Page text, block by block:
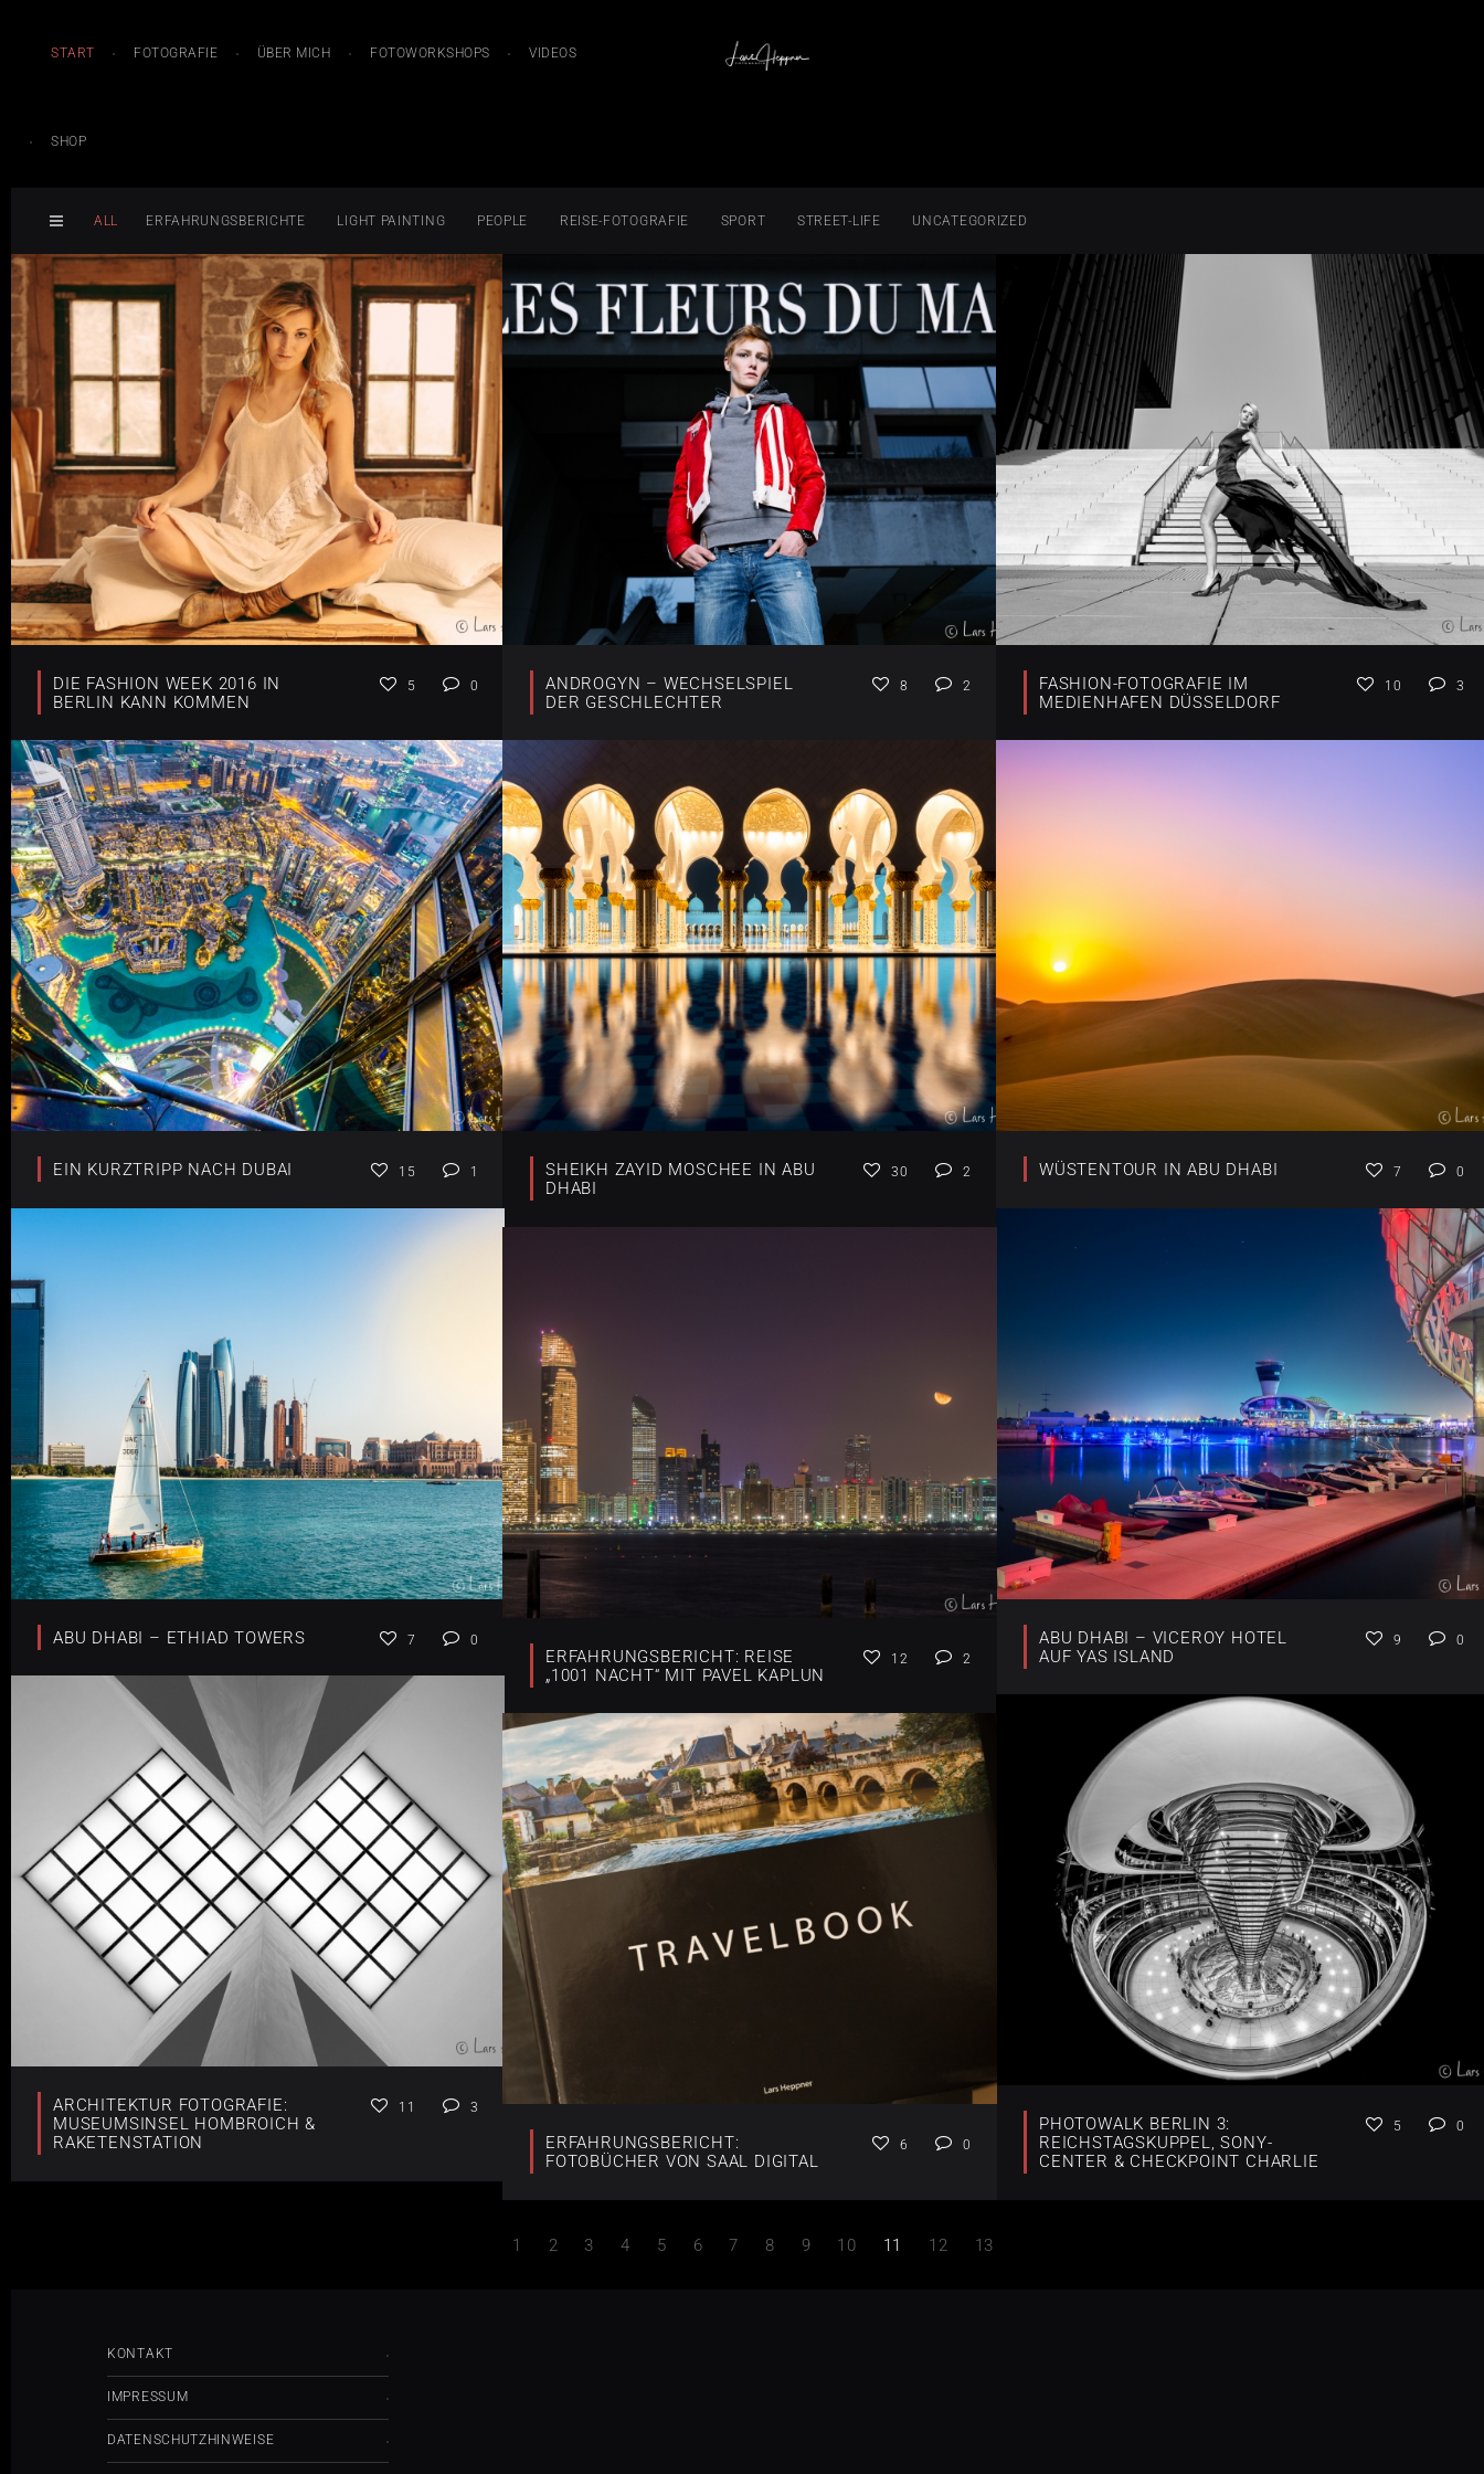
START FOTOGRAFIE ÜBER MICH FOTOWORKSHOPS VIDEOS
SHOP
ALL ERFAHRUNGSBERICHTE LIGHT PAINTING PEOPLE REISE-FOTOGRAFIE SPORT STREET-LIFE UNCATEGORIZED
DIE FASHION WEEK 2016 IN
BERLIN KANN KOMMEN
5 0
ANDROGYN – WECHSELSPIEL
DER GESCHLECHTER
8 2
FASHION-FOTOGRAFIE IM
MEDIENHAFEN DÜSSELDORF
10 3
EIN KURZTRIPP NACH DUBAI 15 1
SHEIKH ZAYID MOSCHEE IN ABU
DHABI
30 2 WÜSTENTOUR IN ABU DHABI 7 0
ABU DHABI – ETHIAD TOWERS 7 0
ABU DHABI – VICEROY HOTEL
AUF YAS ISLAND
9 0
ERFAHRUNGSBERICHT: REISE
„1001 NACHT“ MIT PAVEL KAPLUN
12 2
ARCHITEKTUR FOTOGRAFIE:
MUSEUMSINSEL HOMBROICH &
RAKETENSTATION
11 3
PHOTOWALK BERLIN 3:
REICHSTAGSKUPPEL, SONY-
CENTER & CHECKPOINT CHARLIE
5 0
ERFAHRUNGSBERICHT:
FOTOBÜCHER VON SAAL DIGITAL
6 0
1 2 3 4 5 6 7 8 9 10 11 12 13
KONTAKT
IMPRESSUM
DATENSCHUTZHINWEISE